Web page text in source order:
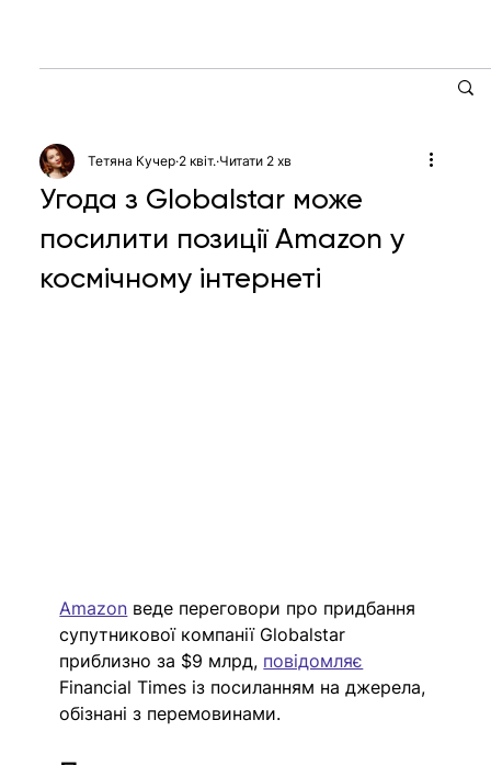
Угода з Globalstar може
посилити позиції Amazon у
космічному інтернеті
Тетяна Кучер 2 квіт. Читати 2 хв
Amazon веде переговори про придбання
супутникової компанії Globalstar
приблизно за $9 млрд, повідомляє
Financial Times із посиланням на джерела,
обізнані з перемовинами.